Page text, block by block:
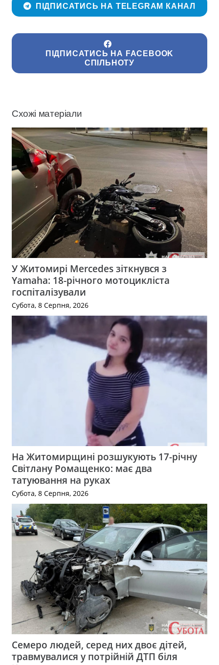
ПІДПИСАТИСЬ НА TELEGRAM КАНАЛ
ПІДПИСАТИСЬ НА FACEBOOK
СПІЛЬНОТУ
Схожі матеріали
У Житомирі Mercedes зіткнувся з
Yamaha: 18-річного мотоцикліста
госпіталізували
Субота, 8 Серпня, 2026
На Житомирщині розшукують 17-річну
Світлану Ромащенко: має два
татуювання на руках
Субота, 8 Серпня, 2026
Семеро людей, серед них двоє дітей,
травмувалися у потрійній ДТП біля